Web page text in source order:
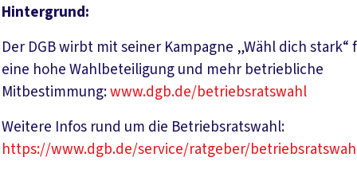
Hintergrund:
Der DGB wirbt mit seiner Kampagne „Wähl dich stark“
eine hohe Wahlbeteiligung und mehr betriebliche
Mitbestimmung:www.dgb.de/betriebsratswahl
Weitere Infos rund um die Betriebsratswahl:
https://www.dgb.de/service/ratgeber/